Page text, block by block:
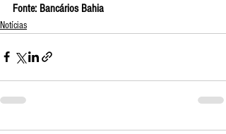
Fonte: Bancários Bahia
Notícias